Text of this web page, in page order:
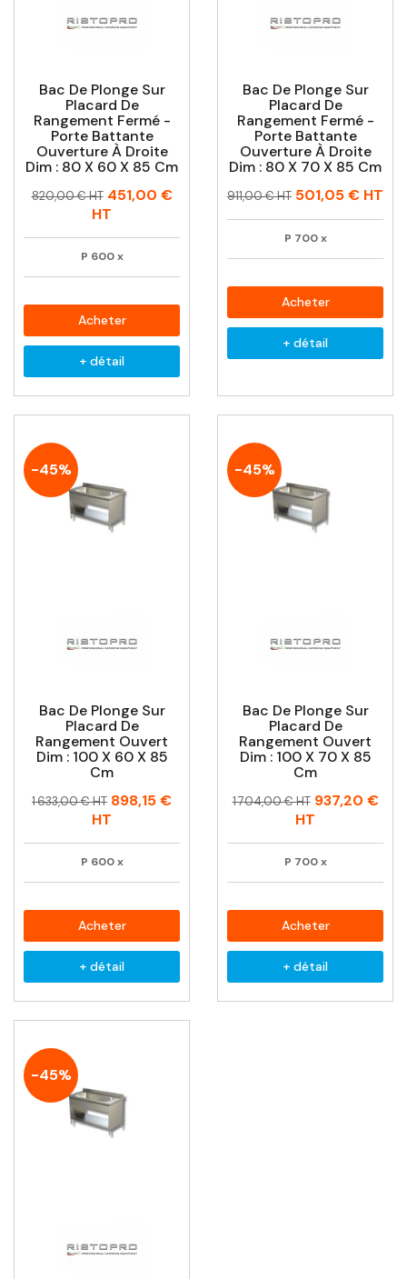
Bac De Plonge Sur
Placard De
Rangement Fermé -
Porte Battante
Ouverture À Droite
Dim : 80 X 60 X 85 Cm
Prix
Prix
820,00 € HT 451,00 €
HT
P 600 x
Acheter
+ détail
Bac De Plonge Sur
Placard De
Rangement Fermé -
Porte Battante
Ouverture À Droite
Dim : 80 X 70 X 85 Cm
Prix
Prix
911,00 € HT 501,05 € HT
P 700 x
Acheter
+ détail
-45%
Bac De Plonge Sur
Placard De
Rangement Ouvert
Dim : 100 X 60 X 85
Cm
Prix
Prix
1 633,00 € HT 898,15 €
HT
P 600 x
Acheter
+ détail
-45%
Bac De Plonge Sur
Placard De
Rangement Ouvert
Dim : 100 X 70 X 85
Cm
Prix
Prix
1 704,00 € HT 937,20 €
HT
P 700 x
Acheter
+ détail
-45%